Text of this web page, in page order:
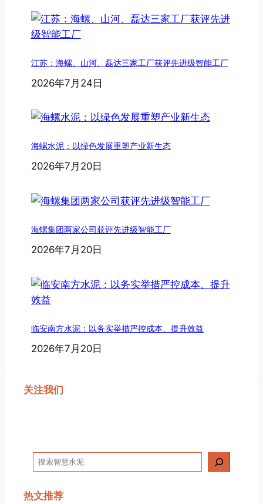
江苏：海螺、山河、磊达三家工厂获评先进级智能工厂
2026年7月24日
海螺水泥：以绿色发展重塑产业新生态
2026年7月20日
海螺集团两家公司获评先进级智能工厂
2026年7月20日
临安南方水泥：以务实举措严控成本、提升效益
2026年7月20日
关注我们
搜
索
热文推荐